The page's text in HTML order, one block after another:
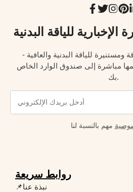
للياقة البدنية
للياقة البدنية والعافية -
مباشرة إلى صندوق الوارد الخاص
بك.
مهم بالنسبة لنا
روابط سريعة
📌نبذة عنا